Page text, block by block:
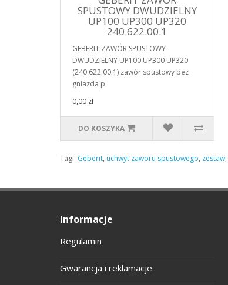
SPUSTOWY DWUDZIELNY
UP100 UP300 UP320
240.622.00.1
GEBERIT ZAWÓR SPUSTOWY
DWUDZIELNY UP100 UP300 UP320
(240.622.00.1) zawór spustowy bez
gniazda p..
0,00 zł
DO KOSZYKA
Tagi: Geberit, uchwyt zaworu spustowego, zestaw,
Informacje
Regulamin
Gwarancja i reklamacje